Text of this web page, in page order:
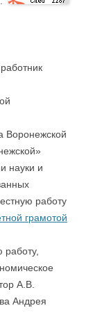
Воронежской
науки и
работу
грамотой
А.В.
Андрея